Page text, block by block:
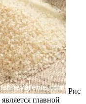
Рис
главной